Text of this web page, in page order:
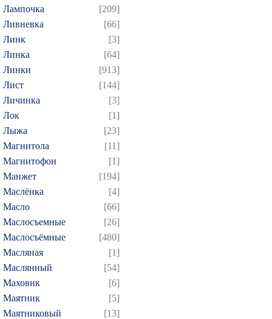
Лампочка
[209]
Ливневка
[66]
Линк
[3]
Линка
[64]
Линки
[913]
Лист
[144]
Личинка
[3]
Лок
[1]
Лыжа
[23]
Магнитола
[11]
Магнитофон
[1]
Манжет
[194]
Маслёнка
[4]
Масло
[66]
Маслосъемные
[26]
Маслосъёмные
[480]
Масляная
[1]
Маслянный
[54]
Маховик
[6]
Маятник
[5]
Маятниковый
[13]